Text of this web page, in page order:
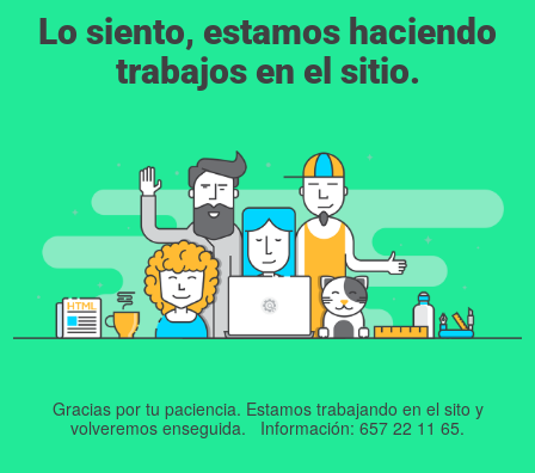
Lo siento, estamos haciendo
trabajos en el sitio.
Gracias por tu paciencia. Estamos trabajando en el sito y
volveremos enseguida. Información: 657 22 11 65.